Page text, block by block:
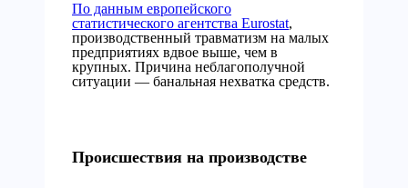
По данным европейского
статистического агентства Eurostat,
производственный травматизм на малых
предприятиях вдвое выше, чем в
крупных. Причина неблагополучной
ситуации — банальная нехватка средств.
Происшествия на производстве